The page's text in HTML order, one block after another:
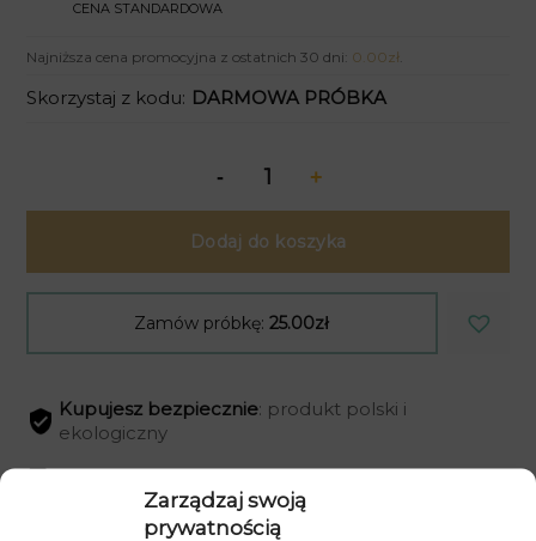
Zarządzaj swoją
prywatnością
CENA STANDARDOWA
Najniższa cena promocyjna z ostatnich 30 dni: 0.00zł
Skorzystaj z kodu: DARMOWA PRÓBKA
Dodaj do koszyka
Zamów próbkę:25.00zł
Kupujesz bezpiecznie: produkt polski i
ekologiczny
Czas realizacjiod 2 do 4 dni